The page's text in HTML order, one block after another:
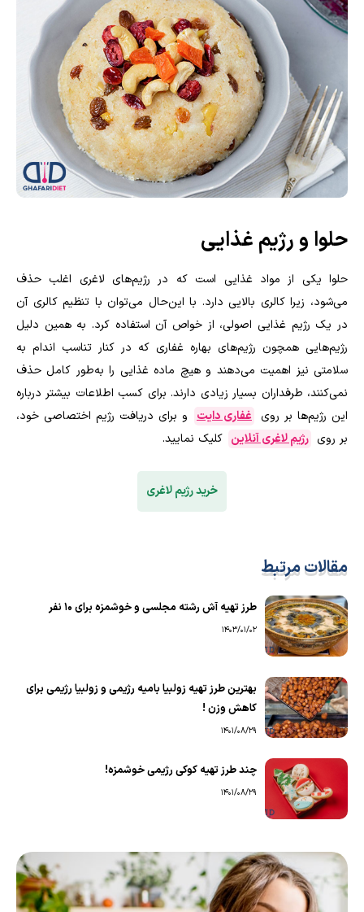
حلوا و رژیم غذایی
حلوا یکی از مواد غذایی است که در رژیم‌های لاغری اغلب حذف
می‌شود، زیرا کالری بالایی دارد. با این‌حال می‌توان با تنظیم کالری آن
در یک رژیم غذایی اصولی، از خواص آن استفاده کرد. به همین دلیل
رژیم‌هایی همچون رژیم‌های بهاره غفاری که در کنار تناسب اندام به
سلامتی نیز اهمیت می‌دهند و هیچ ماده غذایی را به‌طور کامل حذف
نمی‌کنند، طرفداران بسیار زیادی دارند. برای کسب اطلاعات بیشتر درباره
این رژیم‌ها بر روی غفاری دایت و برای دریافت رژیم اختصاصی خود،
بر روی رژیم لاغری آنلاین کلیک نمایید.
خرید رژیم لاغری
مقالات مرتبط
طرز تهیه آش رشته مجلسی و خوشمزه برای ۱۰ نفر
1403/01/02
بهترین طرز تهیه زولبیا بامیه رژیمی و زولبیا رژیمی برای
کاهش وزن !
1401/08/29
چند طرز تهیه کوکی رژیمی خوشمزه!
1401/08/29